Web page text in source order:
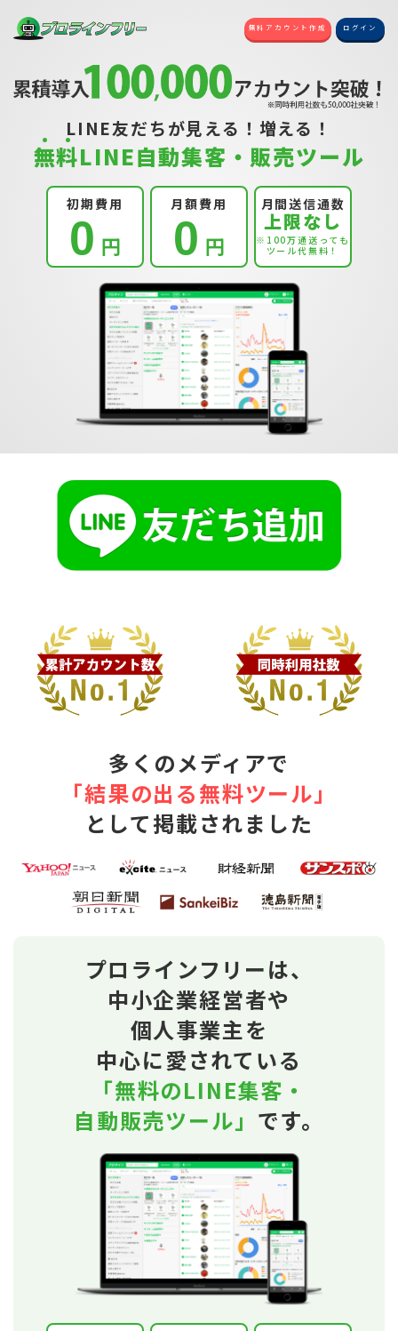
無料アカウント作成 ログイン
LINE友だちが見える！増える！
無料LINE自動集客・販売ツール
初期費用
0 円
月額費用
0 円
月間送信通数
上限なし
※100万通送っても
ツール代無料！
多くのメディアで
｢結果の出る無料ツール｣
として掲載されました
プロラインフリーは、
中小企業経営者や
個人事業主を
中心に愛されている
「無料のLINE集客・
自動販売ツール」 です。